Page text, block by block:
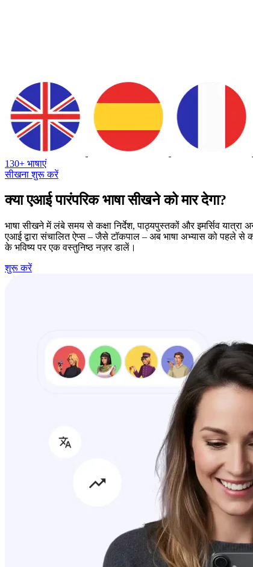
130+ भाषाएं
सीखना शुरू करें
क्या एआई पारंपरिक भाषा सीखने को मार देगा?
भाषा सीखने में लंबे समय से कक्षा निर्देश, पाठ्यपुस्तकों और इमर्सिव
एआई द्वारा संचालित ऐप्स – जैसे टॉकपाल – अब भाषा अभ्यास को पहले से
के भविष्य पर एक वस्तुनिष्ठ नज़र डालें।
शुरू करें